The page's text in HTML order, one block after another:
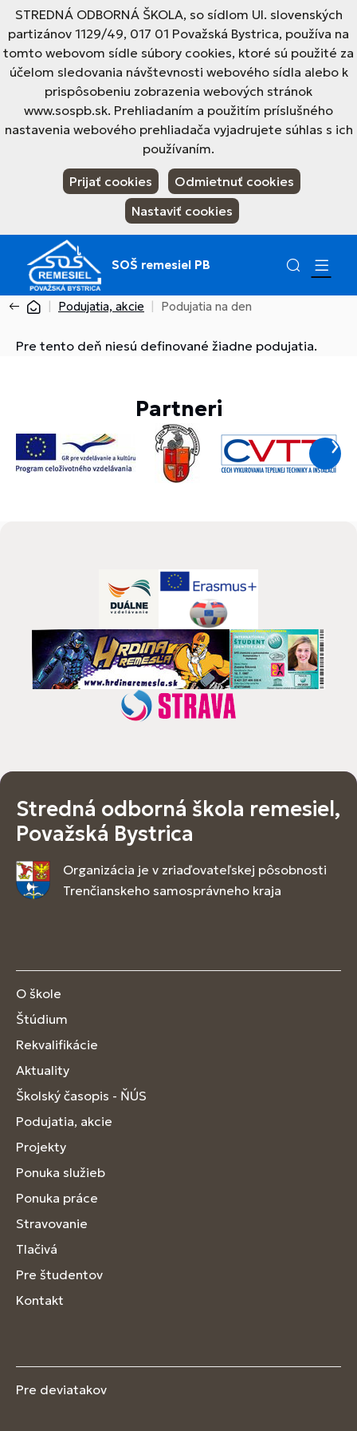
STREDNÁ ODBORNÁ ŠKOLA, so sídlom Ul. slovenských
partizánov 1129/49, 017 01 Považská Bystrica, používa na
tomto webovom sídle súbory cookies, ktoré sú použité za
účelom sledovania návštevnosti webového sídla alebo k
prispôsobeniu zobrazenia webových stránok
www.sospb.sk. Prehliadaním a použitím príslušného
nastavenia webového prehliadača vyjadrujete súhlas s ich
používaním.
Prijať cookies
Odmietnuť cookies
Nastaviť cookies
SOŠ remesiel PB
Podujatia, akcie Podujatia na den
Pre tento deň niesú definované žiadne podujatia.
Partneri
Stredná odborná škola remesiel,
Považská Bystrica
Organizácia je v zriaďovateľskej pôsobnosti
Trenčianskeho samosprávneho kraja
O škole
Štúdium
Rekvalifikácie
Aktuality
Školský časopis - ŇÚS
Podujatia, akcie
Projekty
Ponuka služieb
Ponuka práce
Stravovanie
Tlačivá
Pre študentov
Kontakt
Pre deviatakov